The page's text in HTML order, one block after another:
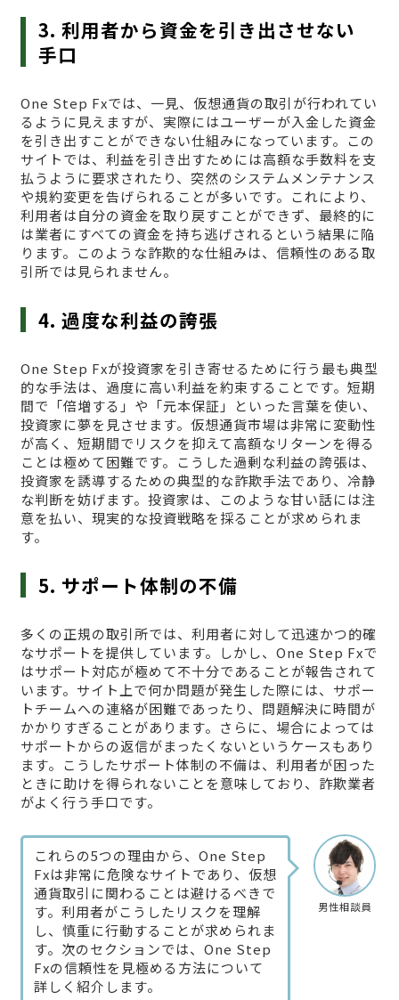
3. 利用者から資金を引き出させない
手口
One Step Fxでは、一見、仮想通貨の取引が行われてい
るように見えますが、実際にはユーザーが入金した資金
を引き出すことができない仕組みになっています。この
サイトでは、利益を引き出すためには高額な手数料を支
払うように要求されたり、突然のシステムメンテナンス
や規約変更を告げられることが多いです。これにより、
利用者は自分の資金を取り戻すことができず、最終的に
は業者にすべての資金を持ち逃げされるという結果に陥
ります。このような詐欺的な仕組みは、信頼性のある取
引所では見られません。
4. 過度な利益の誇張
One Step Fxが投資家を引き寄せるために行う最も典型
的な手法は、過度に高い利益を約束することです。短期
間で「倍増する」や「元本保証」といった言葉を使い、
投資家に夢を見させます。仮想通貨市場は非常に変動性
が高く、短期間でリスクを抑えて高額なリターンを得る
ことは極めて困難です。こうした過剰な利益の誇張は、
投資家を誘導するための典型的な詐欺手法であり、冷静
な判断を妨げます。投資家は、このような甘い話には注
意を払い、現実的な投資戦略を採ることが求められま
す。
5. サポート体制の不備
多くの正規の取引所では、利用者に対して迅速かつ的確
なサポートを提供しています。しかし、One Step Fxで
はサポート対応が極めて不十分であることが報告されて
います。サイト上で何か問題が発生した際には、サポー
トチームへの連絡が困難であったり、問題解決に時間が
かかりすぎることがあります。さらに、場合によっては
サポートからの返信がまったくないというケースもあり
ます。こうしたサポート体制の不備は、利用者が困った
ときに助けを得られないことを意味しており、詐欺業者
がよく行う手口です。
男性相談員
これらの5つの理由から、One Step
Fxは非常に危険なサイトであり、仮想
通貨取引に関わることは避けるべきで
す。利用者がこうしたリスクを理解
し、慎重に行動することが求められま
す。次のセクションでは、One Step
Fxの信頼性を見極める方法について
詳しく紹介します。